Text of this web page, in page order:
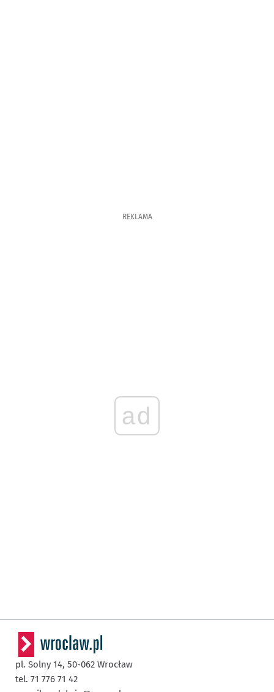
REKLAMA
ad
pl. Solny 14, 50-062 Wrocław
tel. 71 776 71 42